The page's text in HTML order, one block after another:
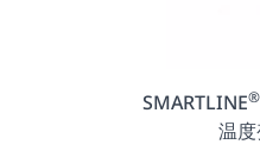
SMARTLINE®
温